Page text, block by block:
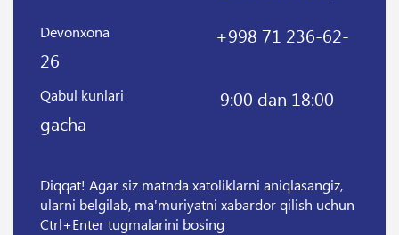
Devonxona
+998 71 236-62-
26
Qabul kunlari
9:00 dan 18:00
gacha
Diqqat! Agar siz matnda xatoliklarni aniqlasangiz,
ularni belgilab, ma'muriyatni xabardor qilish uchun
Ctrl+Enter tugmalarini bosing